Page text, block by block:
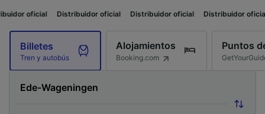
Distribuidor oficial Distribuidor oficial Distribuidor oficial
Billetes
Tren y autobús
Alojamientos
Booking.com
Puntos